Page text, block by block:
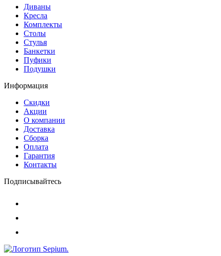
Диваны
Кресла
Комплекты
Столы
Стулья
Банкетки
Пуфики
Подушки
Информация
Скидки
Акции
О компании
Доставка
Сборка
Оплата
Гарантия
Контакты
Подписывайтесь